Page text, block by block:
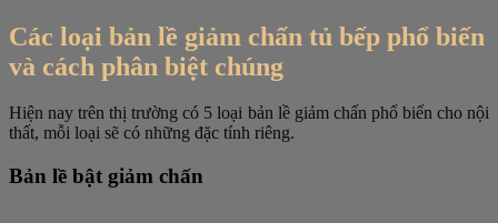
Các loại bản lề giảm chấn tủ bếp phổ biến
và cách phân biệt chúng
Hiện nay trên thị trường có 5 loại bản lề giảm chấn phổ biến cho nội
thất, mỗi loại sẽ có những đặc tính riêng.
Bản lề bật giảm chấn